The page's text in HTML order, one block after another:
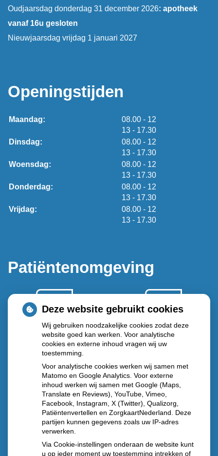
Oudjaarsdag donderdag 31 december 2026: apotheek
vanaf 16u gesloten
Nieuwjaarsdag vrijdag 1 januari 2027
Openingstijden
Maandag: 08.00 tot
- 12
13 tot
- 17.30
Dinsdag:
08.00 tot
- 12
13 tot
- 17.30
Woensdag:
08.00 tot
- 12
13 tot
- 17.30
Donderdag:
08.00 tot
- 12
13 tot
- 17.30
Vrijdag:
08.00 tot
- 12
13 tot
- 17.30
Patiëntenomgeving
Herhaal
recepten
Anticonceptie
middelen
Diabetes
middelen
Vragen
stellen
Deze website gebruikt cookies
Wij gebruiken noodzakelijke cookies zodat deze
website goed kan werken. Voor analytische
cookies en externe inhoud vragen wij uw
toestemming.
Voor analytische cookies werken wij samen met
Matomo en Google Analytics. Voor externe
inhoud werken wij samen met Google (Maps,
Translate en Reviews), YouTube, Vimeo,
Facebook, Instagram, X (Twitter), Qualizorg,
Patiëntenvertellen en ZorgkaartNederland. Deze
partijen kunnen gegevens zoals uw IP-adres
verwerken.
Via Cookie-instellingen onderaan de website kunt
u op ieder moment uw toestemming intrekken of